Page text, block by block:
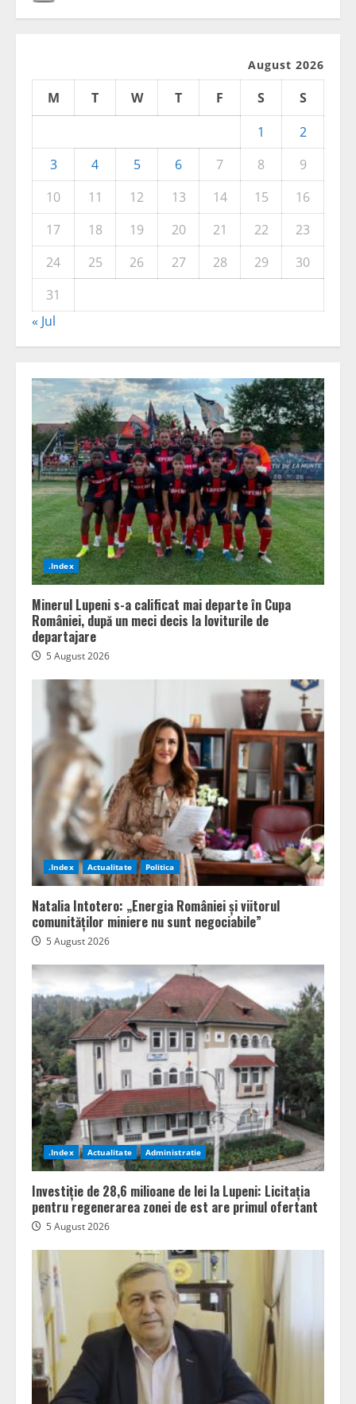
August 2026
M T W T F S
S
1
2
3
4 5 6 7 8
9
10
11 12 13 14 15
16
17
18 19 20 21 22
23
24
25 26 27 28 29
30
31
« Jul
.Index
Minerul Lupeni s-a calificat mai departe în Cupa
României, după un meci decis la loviturile de
departajare
5 August 2026
.Index Actualitate Politica
Natalia Intotero: „Energia României și viitorul
comunităților miniere nu sunt negociabile”
5 August 2026
.Index Actualitate Administratie
Investiție de 28,6 milioane de lei la Lupeni: Licitația
pentru regenerarea zonei de est are primul ofertant
5 August 2026